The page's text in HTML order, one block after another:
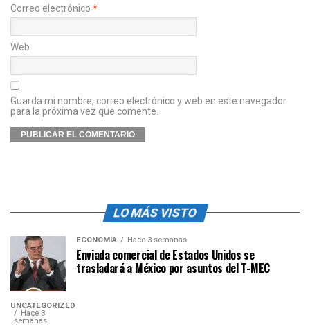
Correo electrónico *
Web
Guarda mi nombre, correo electrónico y web en este navegador
para la próxima vez que comente.
LO MÁS VISTO
ECONOMÍA Hace 3 semanas
Enviada comercial de Estados Unidos se
trasladará a México por asuntos del T-MEC
UNCATEGORIZED
Hace 3
semanas